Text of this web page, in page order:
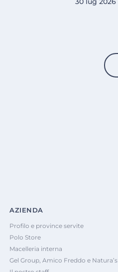
AZIENDA
Profilo e province servite
Polo Store
Macelleria interna
Gel Group, Amico Freddo e Natura’s